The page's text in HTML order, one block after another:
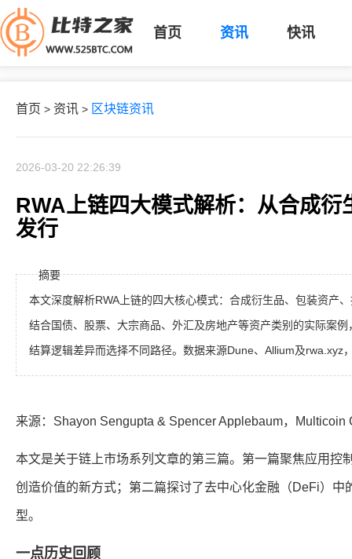
首页 资讯 快讯
首页 > 资讯 > 区块链资讯
2026-03-20 22:26:39
RWA上链四大模式解析：从合成衍
发行
摘要
本文深度解析RWA上链的四大核心模式：合成衍生品、包装资产
结合国债、股票、大宗商品、外汇及房地产等资产类别的实际案
结算逻辑差异而选择不同路径。数据来源Dune、Allium及rwa.xyz
来源： Shayon Sengupta & Spencer Applebaum，Multicoin
本文是关于链上市场系列文章的第三篇。第一篇聚焦应用控
创造价值的新方式；第二篇探讨了去中心化金融（DeFi）中
型。
一点历史回顾